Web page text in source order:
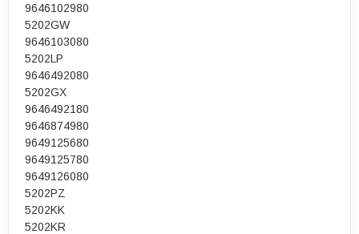
9646102980
5202GW
9646103080
5202LP
9646492080
5202GX
9646492180
9646874980
9649125680
9649125780
9649126080
5202PZ
5202KK
5202KR